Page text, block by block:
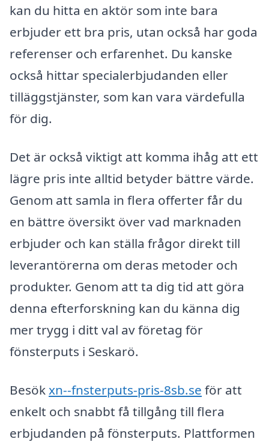
kan du hitta en aktör som inte bara
erbjuder ett bra pris, utan också har goda
referenser och erfarenhet. Du kanske
också hittar specialerbjudanden eller
tilläggstjänster, som kan vara värdefulla
för dig.
Det är också viktigt att komma ihåg att ett
lägre pris inte alltid betyder bättre värde.
Genom att samla in flera offerter får du
en bättre översikt över vad marknaden
erbjuder och kan ställa frågor direkt till
leverantörerna om deras metoder och
produkter. Genom att ta dig tid att göra
denna efterforskning kan du känna dig
mer trygg i ditt val av företag för
fönsterputs i Seskarö.
Besökxn--fnsterputs-pris-8sb.se för att
enkelt och snabbt få tillgång till flera
erbjudanden på fönsterputs. Plattformen